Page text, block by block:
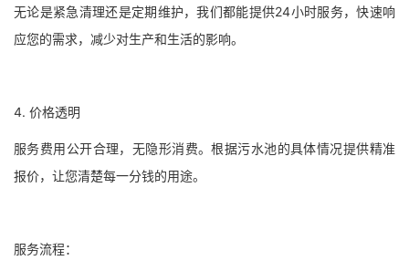
无论是紧急清理还是定期维护，我们都能提供24小时服务，快速响
应您的需求，减少对生产和生活的影响。
4. 价格透明
服务费用公开合理，无隐形消费。根据污水池的具体情况提供精准
报价，让您清楚每一分钱的用途。
服务流程：